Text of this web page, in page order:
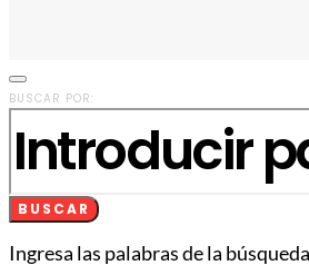
BUSCAR POR:
BUSCAR
Ingresa las palabras de la